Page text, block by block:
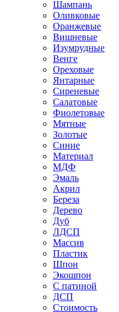
Шампань
Оливковые
Оранжевые
Вишневые
Изумрудные
Венге
Ореховые
Янтарные
Сиреневые
Салатовые
Фиолетовые
Мятные
Золотые
Синие
Материал
МДФ
Эмаль
Акрил
Береза
Дерево
Дуб
ЛДСП
Массив
Пластик
Шпон
Экошпон
С патиной
ДСП
Стоимость